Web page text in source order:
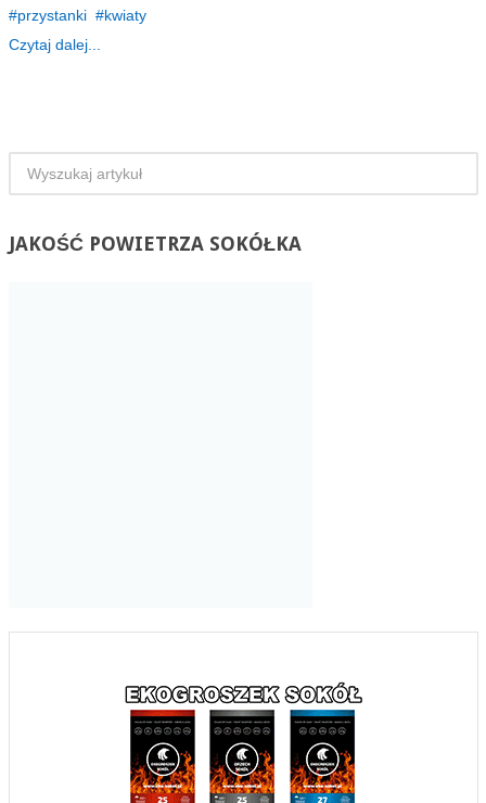
przystanki
kwiaty
Czytaj dalej...
JAKOŚĆPOWIETRZA SOKÓŁKA